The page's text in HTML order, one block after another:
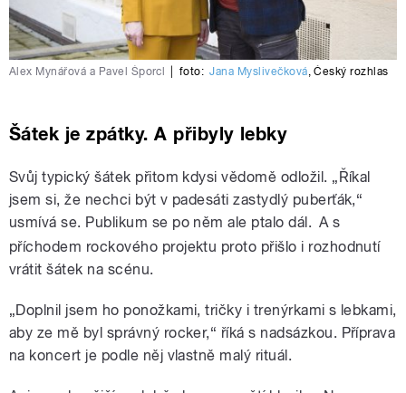
Alex Mynářová a Pavel Šporcl foto: Jana Myslivečková,Český rozhlas
Šátek je zpátky. A přibyly lebky
Svůj typický šátek přitom kdysi vědomě odložil. „Říkal
jsem si, že nechci být v padesáti zastydlý puberťák,“
usmívá se. Publikum se po něm ale ptalo dál. A s
příchodem rockového projektu proto přišlo i rozhodnutí
vrátit šátek na scénu.
„Doplnil jsem ho ponožkami, tričky i trenýrkami s lebkami,
aby ze mě byl správný rocker,“ říká s nadsázkou. Příprava
na koncert je podle něj vlastně malý rituál.